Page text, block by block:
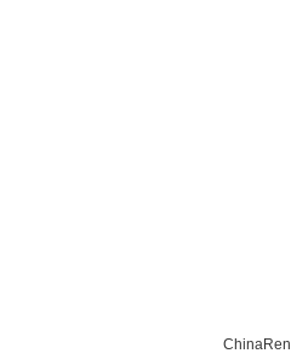
ChinaRen